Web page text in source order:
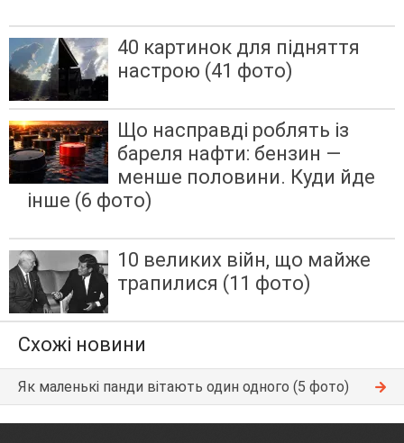
40 картинок для підняття
настрою (41 фото)
Що насправді роблять із
бареля нафти: бензин —
менше половини. Куди йде
інше (6 фото)
10 великих війн, що майже
трапилися (11 фото)
Схожі новини
Як маленькі панди вітають один одного (5 фото)